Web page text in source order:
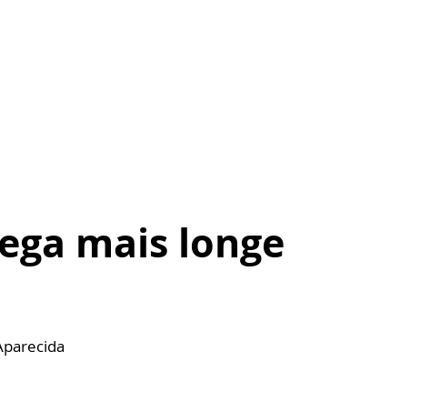
mais longe